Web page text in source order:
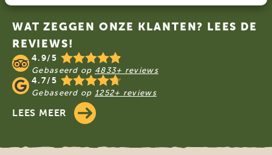
WAT ZEGGEN ONZE KLANTEN? LEES DE
REVIEWS!
4.9/5
Gebaseerd op 4833+ reviews
4.7/5
Gebaseerd op 1252+ reviews
LEES MEER